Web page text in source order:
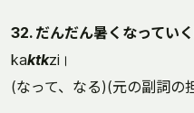
32. だんだん暑くなっていく
kaktkzi।
(なって、なる)(元の副詞の